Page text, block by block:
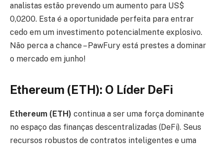
analistas estão prevendo um aumento para US$
0,0200. Esta é a oportunidade perfeita para entrar
cedo em um investimento potencialmente explosivo.
Não perca a chance – PawFury está prestes a dominar
o mercado em junho!
Ethereum (ETH): O Líder DeFi
Ethereum (ETH) continua a ser uma força dominante
no espaço das finanças descentralizadas (DeFi). Seus
recursos robustos de contratos inteligentes e uma